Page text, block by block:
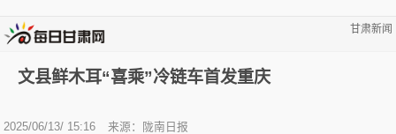
甘肃新闻
文县鲜木耳“喜乘”冷链车首发重庆
2025/06/13/ 15:16 来源：陇南日报